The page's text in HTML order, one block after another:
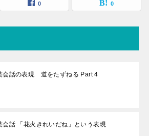
0 0
会話の表現 道をたずねる Part 4
会話 「花火きれいだね」という表現